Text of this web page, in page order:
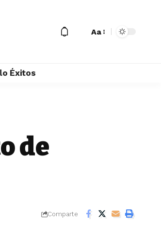
Aa
Éxitos
de
Comparte